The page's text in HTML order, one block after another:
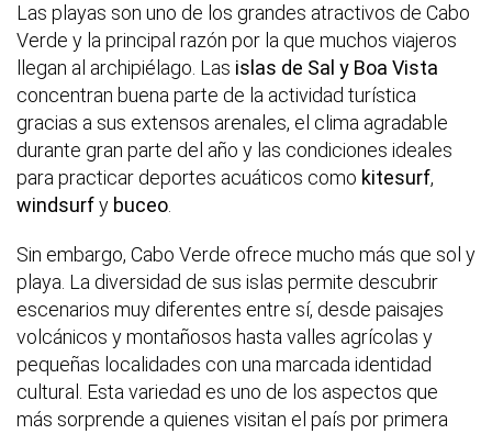
Las playas son uno de los grandes atractivos de Cabo
Verde y la principal razón por la que muchos viajeros
llegan al archipiélago. Las islas de Sal y Boa Vista
concentran buena parte de la actividad turística
gracias a sus extensos arenales, el clima agradable
durante gran parte del año y las condiciones ideales
para practicar deportes acuáticos como kitesurf,
windsurfy buceo
Sin embargo, Cabo Verde ofrece mucho más que sol y
playa. La diversidad de sus islas permite descubrir
escenarios muy diferentes entre sí, desde paisajes
volcánicos y montañosos hasta valles agrícolas y
pequeñas localidades con una marcada identidad
cultural. Esta variedad es uno de los aspectos que
más sorprende a quienes visitan el país por primera